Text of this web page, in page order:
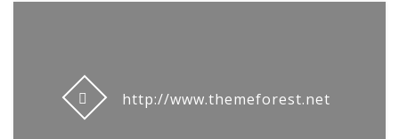
http://www.themeforest.net